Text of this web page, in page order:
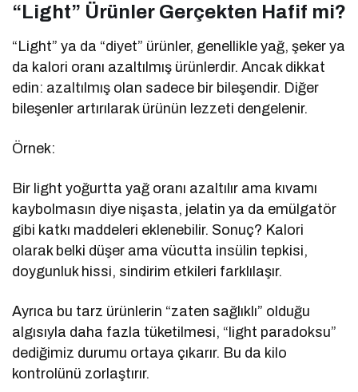
“Light” Ürünler Gerçekten Hafif mi?
“Light” ya da “diyet” ürünler, genellikle yağ, şeker ya
da kalori oranı azaltılmış ürünlerdir. Ancak dikkat
edin: azaltılmış olan sadece bir bileşendir. Diğer
bileşenler artırılarak ürünün lezzeti dengelenir.
Örnek:
Bir light yoğurtta yağ oranı azaltılır ama kıvamı
kaybolmasın diye nişasta, jelatin ya da emülgatör
gibi katkı maddeleri eklenebilir. Sonuç? Kalori
olarak belki düşer ama vücutta insülin tepkisi,
doygunluk hissi, sindirim etkileri farklılaşır.
Ayrıca bu tarz ürünlerin “zaten sağlıklı” olduğu
algısıyla daha fazla tüketilmesi, “light paradoksu”
dediğimiz durumu ortaya çıkarır. Bu da kilo
kontrolünü zorlaştırır.